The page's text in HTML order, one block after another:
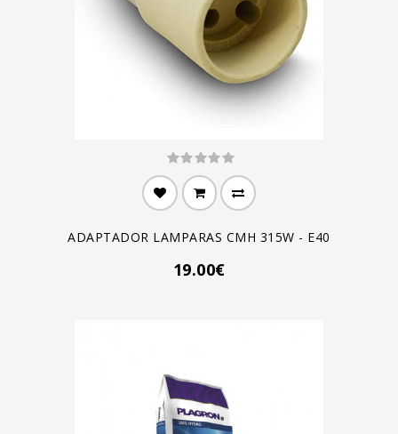
ADAPTADOR LAMPARAS CMH 315W - E40
19.00€